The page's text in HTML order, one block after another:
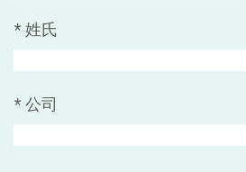
* 姓氏
* 公司